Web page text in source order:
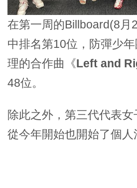
在第一周的Billboard(8月
中排名第10位，防彈少
理的合作曲
《Left and
48位。
除此之外，第三代代表女
從今年開始也開始了個人